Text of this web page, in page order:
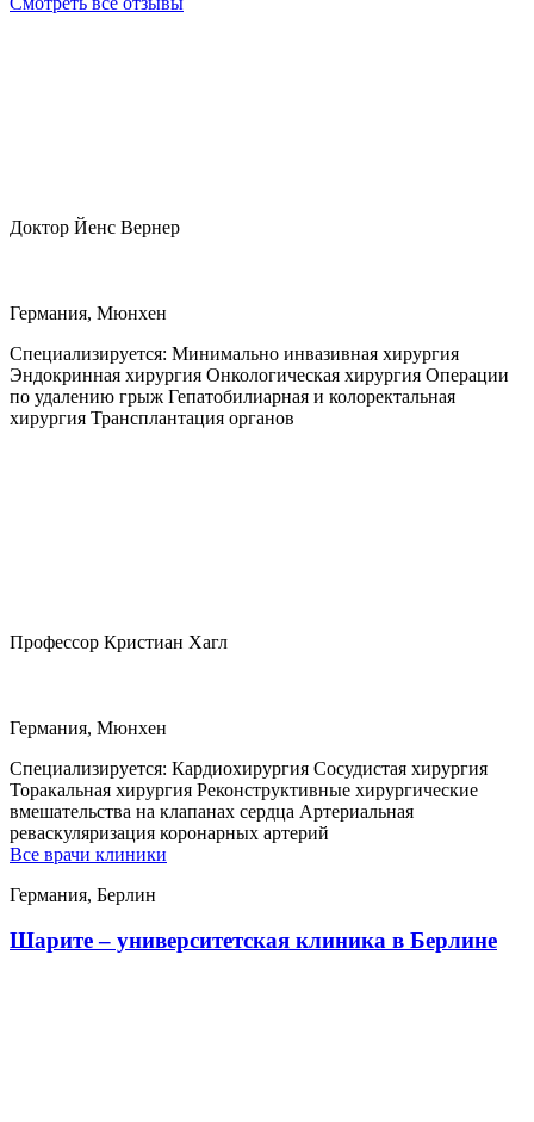
Доктор Йенс Вернер
Германия, Мюнхен
Специализируется: Минимально инвазивная хирургия
Эндокринная хирургия Онкологическая хирургия Операции
по удалению грыж Гепатобилиарная и колоректальная
хирургия Трансплантация органов
Профессор Кристиан Хагл
Германия, Мюнхен
Специализируется: Кардиохирургия Сосудистая хирургия
Торакальная хирургия Реконструктивные хирургические
вмешательства на клапанах сердца Артериальная
реваскуляризация коронарных артерий
Все врачи клиники
Германия, Берлин
Шарите – университетская клиника в Берлине